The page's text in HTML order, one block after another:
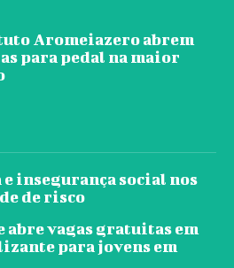
Aromeiazero abrem
para pedal na maior
insegurança social nos
de risco
vagas gratuitas em
para jovens em